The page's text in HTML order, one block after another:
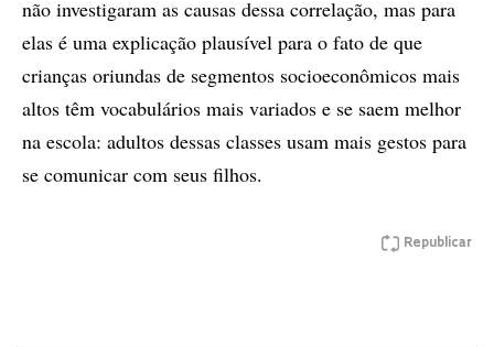
não investigaram as causas dessa correlação, mas para
elas é uma explicação plausível para o fato de que
crianças oriundas de segmentos socioeconômicos mais
altos têm vocabulários mais variados e se saem melhor
na escola: adultos dessas classes usam mais gestos para
se comunicar com seus filhos.
Republicar